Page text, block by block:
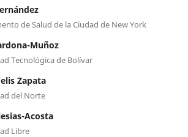
de Salud de la Ciudad de New York
Muñoz
Tecnológica de Bolívar
Zapata
del Norte
Acosta
Libre